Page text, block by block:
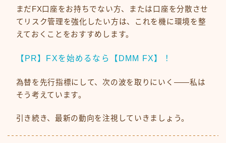
まだFX口座をお持ちでない方、または口座を分散させ
てリスク管理を強化したい方は、これを機に環境を整
えておくことをおすすめします。
【PR】FXを始めるなら【DMM FX】！
為替を先行指標にして、次の波を取りにいく——私は
そう考えています。
引き続き、最新の動向を注視していきましょう。